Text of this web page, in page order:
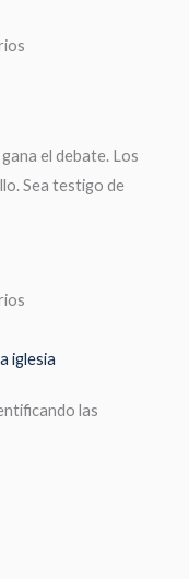
el debate. Los
Sea testigo de
iglesia
las